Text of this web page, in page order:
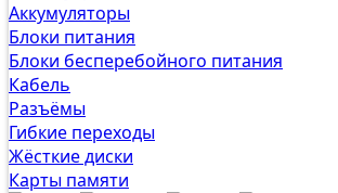
Аккумуляторы
Блоки питания
Блоки бесперебойного питания
Кабель
Разъёмы
Гибкие переходы
Жёсткие диски
Карты памяти